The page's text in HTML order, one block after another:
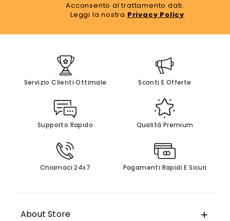
Acconsento al trattamento dati.
Leggi la nostra Privacy Policy
Servizio Clienti Ottimale Sconti E Offerte
Supporto Rapido Qualità Premium
Chiamaci 24x7 Pagamenti Rapidi E Sicuri
About Store 